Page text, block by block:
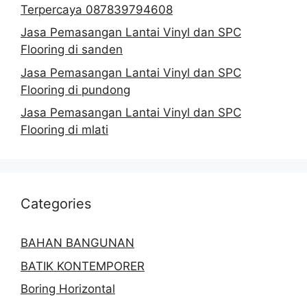
Terpercaya 087839794608
Jasa Pemasangan Lantai Vinyl dan SPC
Flooring di sanden
Jasa Pemasangan Lantai Vinyl dan SPC
Flooring di pundong
Jasa Pemasangan Lantai Vinyl dan SPC
Flooring di mlati
Categories
BAHAN BANGUNAN
BATIK KONTEMPORER
Boring Horizontal